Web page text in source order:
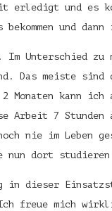
und es
und
Unterschied
Das meiste sind
Monaten kann
Arbeit 7 Stunden
nie im Leben
dort
in dieser
mich